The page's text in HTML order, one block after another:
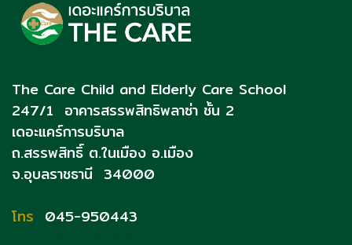
The Care Child and Elderly Care School
247/1 อาคารสรรพสิทธิพลาซ่า ชั้น 2
เดอะแคร์การบริบาล
ถ.สรรพสิทธิ์ ต.ในเมือง อ.เมือง
จ.อุบลราชธานี 34000
โทร 045-950443